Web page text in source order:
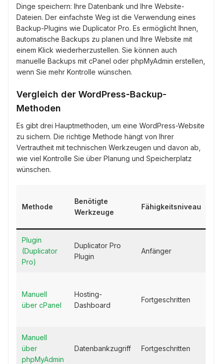
Dinge speichern: Ihre Datenbank und Ihre Website-
Dateien. Der einfachste Weg ist die Verwendung eines
Backup-Plugins wie Duplicator Pro. Es ermöglicht Ihnen,
automatische Backups zu planen und Ihre Website mit
einem Klick wiederherzustellen. Sie können auch
manuelle Backups mit cPanel oder phpMyAdmin erstellen,
wenn Sie mehr Kontrolle wünschen.
Vergleich der WordPress-Backup-
Methoden
Es gibt drei Hauptmethoden, um eine WordPress-Website
zu sichern. Die richtige Methode hängt von Ihrer
Vertrautheit mit technischen Werkzeugen und davon ab,
wie viel Kontrolle Sie über Planung und Speicherplatz
wünschen.
Methode
Benötigte
Werkzeuge
Fähigkeitsniveau
Plugin
(Duplicator
Pro)
Duplicator Pro
Plugin
Anfänger
Manuell
über cPanel
Hosting-
Dashboard
Fortgeschritten
Manuell
über
phpMyAdmin
Datenbankzugriff Fortgeschritten